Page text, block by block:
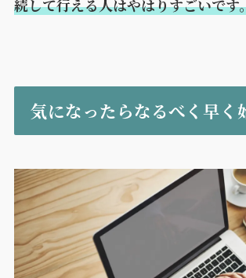
続して行える人はやはりすごいです
気になったらなるべく早く